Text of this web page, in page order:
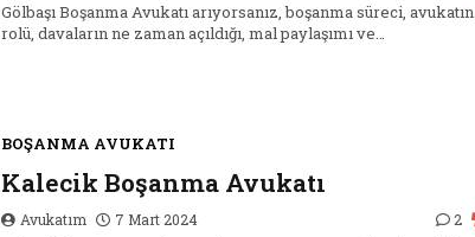
Gölbaşı Boşanma Avukatı arıyorsanız, boşanma süreci, avukatın
rolü, davaların ne zaman açıldığı, mal paylaşımı ve…
BOŞANMA AVUKATI
Kalecik Boşanma Avukatı
Avukatım 7 Mart 2024 2